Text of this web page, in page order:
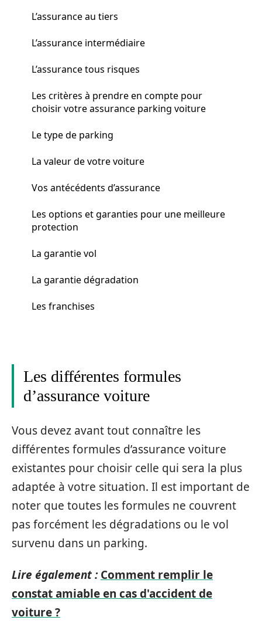
L’assurance au tiers
L’assurance intermédiaire
L’assurance tous risques
Les critères à prendre en compte pour
choisir votre assurance parking voiture
Le type de parking
La valeur de votre voiture
Vos antécédents d’assurance
Les options et garanties pour une meilleure
protection
La garantie vol
La garantie dégradation
Les franchises
Les différentes formules
d’assurance voiture
Vous devez avant tout connaître les
différentes formules d’assurance voiture
existantes pour choisir celle qui sera la plus
adaptée à votre situation. Il est important de
noter que toutes les formules ne couvrent
pas forcément les dégradations ou le vol
survenu dans un parking.
Lire également : Comment remplir le
constat amiable en cas d'accident de
voiture ?